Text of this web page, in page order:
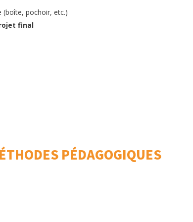
(boîte, pochoir, etc.)
final
PÉDAGOGIQUES